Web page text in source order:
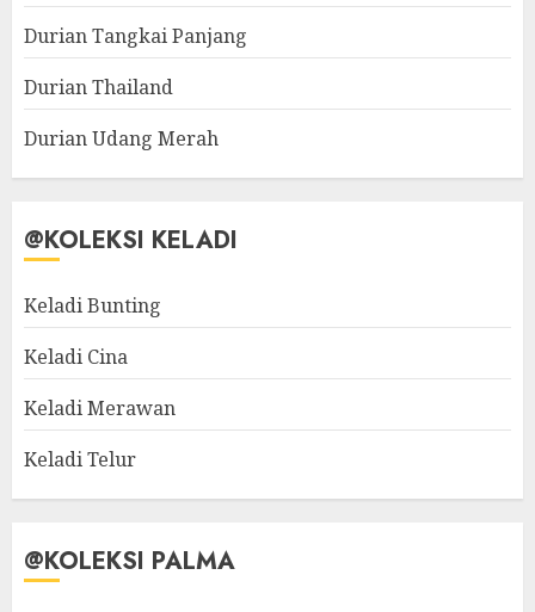
Durian Tangkai Panjang
Durian Thailand
Durian Udang Merah
@KOLEKSI KELADI
Keladi Bunting
Keladi Cina
Keladi Merawan
Keladi Telur
@KOLEKSI PALMA